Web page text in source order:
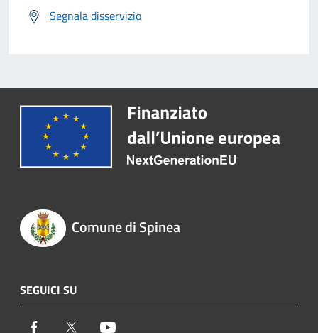
Segnala disservizio
Comune di Spinea
SEGUICI SU
Facebook Twitter